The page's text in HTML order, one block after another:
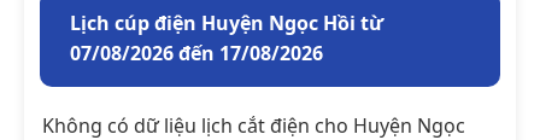
Lịch cúp điện Huyện Ngọc Hồi từ
07/08/2026 đến 17/08/2026
Không có dữ liệu lịch cắt điện cho Huyện Ngọc